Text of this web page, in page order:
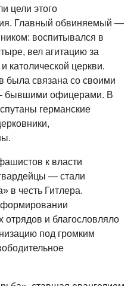
цели этого
Главный обвиняемый —
воспитывался в
вел агитацию за
католической церкви.
была связана со своими
бывшими офицерами. В
германские
к власти
— стали
в честь Гитлера.
формировании
отрядов и благословляло
под громким